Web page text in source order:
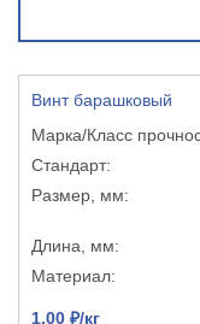
Винт барашковый
1.00 ₽/кг